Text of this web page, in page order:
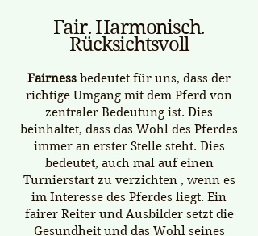
Fair. Harmonisch.
Rücksichtsvoll
Fairness bedeutet für uns, dass der
richtige Umgang mit dem Pferd von
zentraler Bedeutung ist. Dies
beinhaltet, dass das Wohl des Pferdes
immer an erster Stelle steht. Dies
bedeutet, auch mal auf einen
Turnierstart zu verzichten , wenn es
im Interesse des Pferdes liegt. Ein
fairer Reiter und Ausbilder setzt die
Gesundheit und das Wohl seines